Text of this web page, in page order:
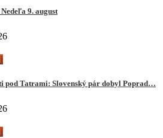
9. august
pod Tatrami: Slovenský pár dobyl Poprad…